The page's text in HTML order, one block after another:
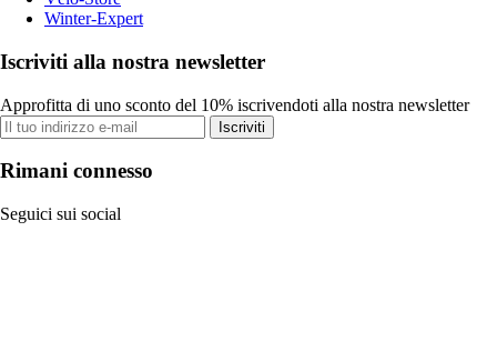
Winter-Expert
Iscriviti alla nostra newsletter
Approfitta di uno sconto del 10% iscrivendoti alla nostra newsletter
Iscriviti
Rimani connesso
Seguici sui social